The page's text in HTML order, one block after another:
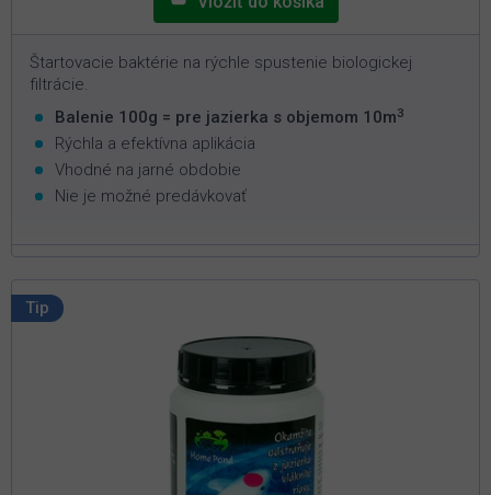
Štartovacie baktérie na rýchle spustenie biologickej
filtrácie.
Balenie 100g = pre jazierka s objemom 10m3
Rýchla a efektívna aplikácia
Vhodné na jarné obdobie
Nie je možné predávkovať
Tip